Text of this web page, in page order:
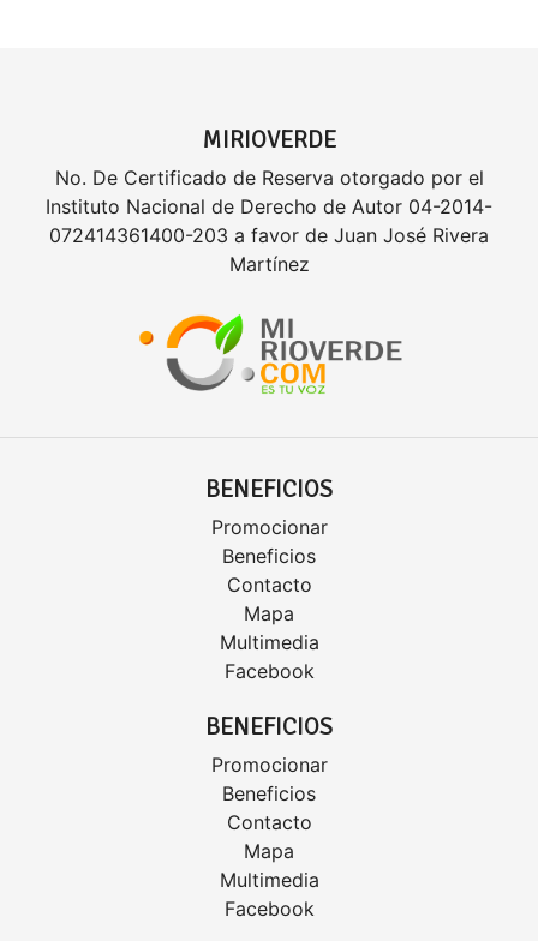
MIRIOVERDE
No. De Certificado de Reserva otorgado por el
Instituto Nacional de Derecho de Autor 04-2014-
072414361400-203 a favor de Juan José Rivera
Martínez
BENEFICIOS
Promocionar
Beneficios
Contacto
Mapa
Multimedia
Facebook
BENEFICIOS
Promocionar
Beneficios
Contacto
Mapa
Multimedia
Facebook